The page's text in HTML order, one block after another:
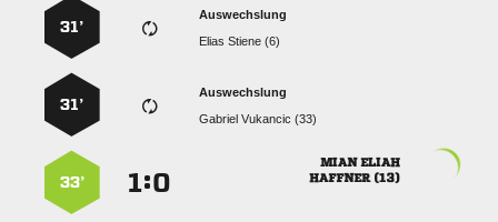
Auswechslung
  
31’
Auswechslung
  
31’
 
 
:
33’